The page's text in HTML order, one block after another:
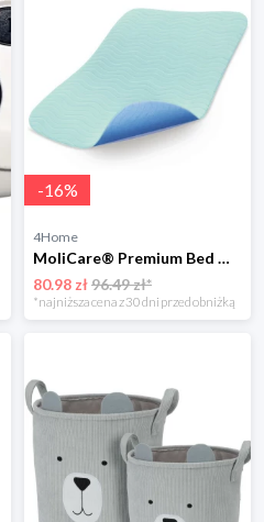
-16%
4Home
MoliCare® Premium Bed Mat Textile, 75 x 85 cm Hartmann
80.98 zł96.49 zł*
*najniższa cena z 30 dni przed obniżką